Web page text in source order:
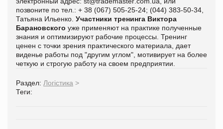
позвоните по тел.: + 38 (067) 505-25-24; (044) 383-50-34,
Татьяна Ильенко. Участники тренинга Виктора
Барановского уже применяют на практике полученные
знания и оптимизируют рабочие процессы. Тренинг
ценен с точки зрения практического материала, дает
виденье работы под "другим углом", мотивирует на более
четкую и строгую работу на своем предприятии.
Раздел: Логістика >
Теги: